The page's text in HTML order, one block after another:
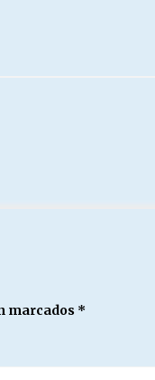
marcados *